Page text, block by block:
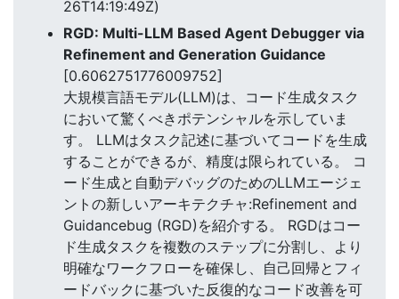
26T14:19:49Z)
RGD: Multi-LLM Based Agent Debugger via
Refinement and Generation Guidance
[0.6062751776009752]
大規模言語モデル(LLM)は、コード生成タスク
において驚くべきポテンシャルを示していま
す。 LLMはタスク記述に基づいてコードを生成
することができるが、精度は限られている。 コ
ード生成と自動デバッグのためのLLMエージェ
ントの新しいアーキテクチャ:Refinement and
Guidancebug (RGD)を紹介する。 RGDはコー
ド生成タスクを複数のステップに分割し、より
明確なワークフローを確保し、自己回帰とフィ
ードバックに基づいた反復的なコード改善を可